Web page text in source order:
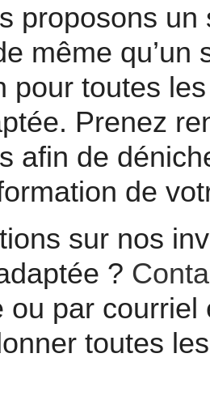
proposons un
même qu’un
pour toutes
Prenez
afin de
de
sur nos
?
ou par
toutes